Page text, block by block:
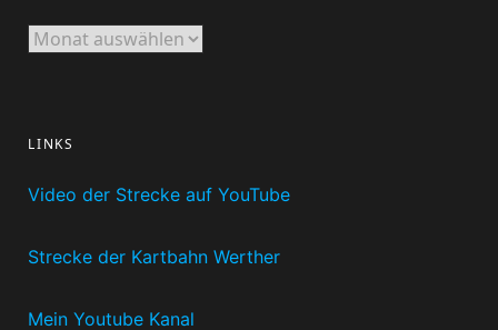
Archiv
LINKS
Video der Strecke auf YouTube
Strecke der Kartbahn Werther
Mein Youtube Kanal